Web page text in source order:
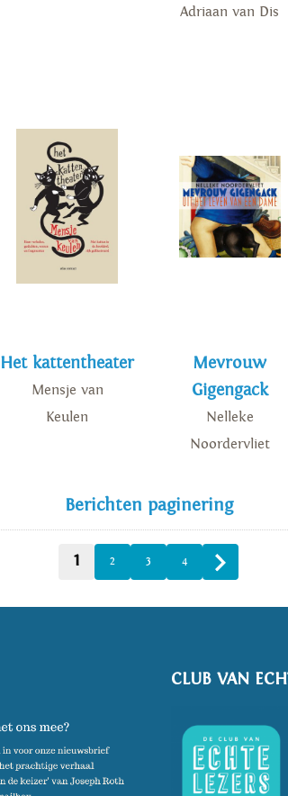
Adriaan van Dis
Het kattentheater
Mensje van
Keulen
Mevrouw
Gigengack
Nelleke
Noordervliet
Berichten paginering
1 2 3 4
CLUB VAN